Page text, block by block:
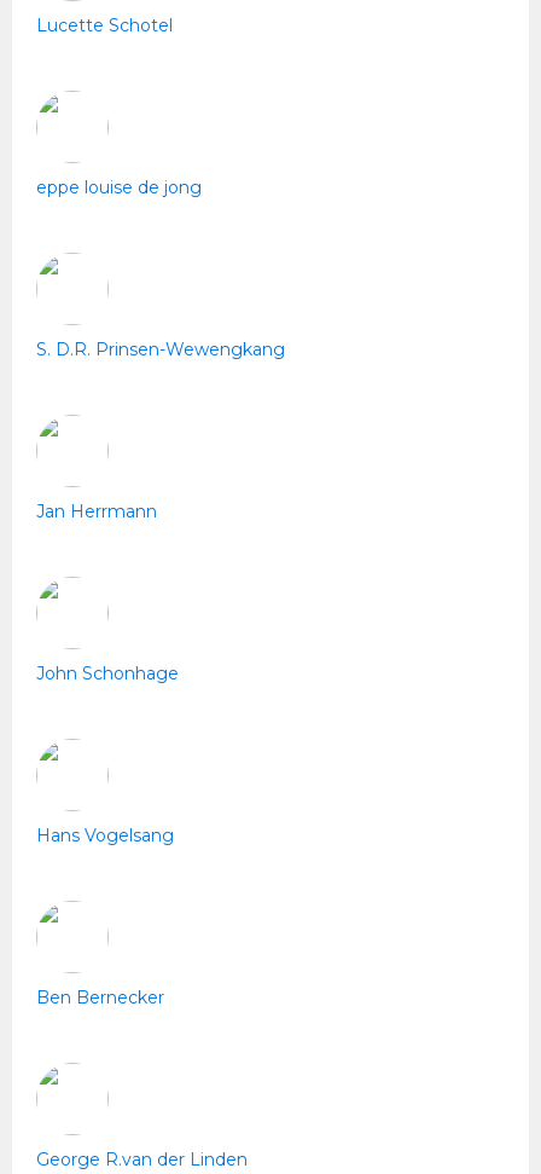
Lucette Schotel
eppe louise de jong
S. D.R. Prinsen-Wewengkang
Jan Herrmann
John Schonhage
Hans Vogelsang
Ben Bernecker
George R.van der Linden